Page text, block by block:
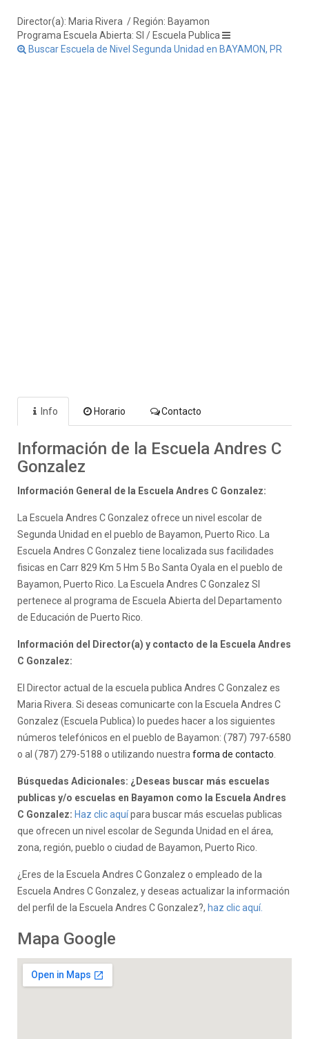
Director(a): Maria Rivera / Región: Bayamon
Programa Escuela Abierta: SI / Escuela Publica
Buscar Escuela de Nivel Segunda Unidad en BAYAMON, PR
Info Horario Contacto
Información de la Escuela Andres C
Gonzalez
Información General de la Escuela Andres C Gonzalez:
La Escuela Andres C Gonzalez ofrece un nivel escolar de
Segunda Unidad en el pueblo de Bayamon, Puerto Rico. La
Escuela Andres C Gonzalez tiene localizada sus facilidades
fisicas en Carr 829 Km 5 Hm 5 Bo Santa Oyala en el pueblo de
Bayamon, Puerto Rico. La Escuela Andres C Gonzalez SI
pertenece al programa de Escuela Abierta del Departamento
de Educación de Puerto Rico.
Información del Director(a) y contacto de la Escuela Andres
C Gonzalez:
El Director actual de la escuela publica Andres C Gonzalez es
Maria Rivera. Si deseas comunicarte con la Escuela Andres C
Gonzalez (Escuela Publica) lo puedes hacer a los siguientes
números telefónicos en el pueblo de Bayamon: (787) 797-6580
o al (787) 279-5188 o utilizando nuestra forma de contacto
Búsquedas Adicionales: ¿Deseas buscar más escuelas
publicas y/o escuelas en Bayamon como la Escuela Andres
C Gonzalez: Haz clic aquípara buscar más escuelas publicas
que ofrecen un nivel escolar de Segunda Unidad en el área,
zona, región, pueblo o ciudad de Bayamon, Puerto Rico.
¿Eres de la Escuela Andres C Gonzalez o empleado de la
Escuela Andres C Gonzalez, y deseas actualizar la información
del perfil de la Escuela Andres C Gonzalez?, haz clic aquí.
Mapa Google